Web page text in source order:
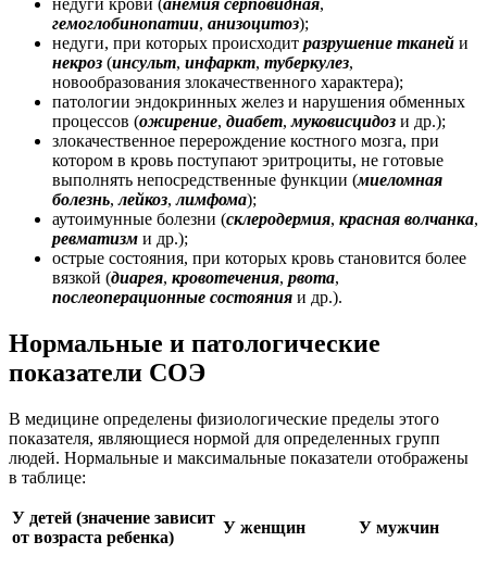
недуги крови (анемия серповидная,
гемоглобинопатии, анизоцитоз);
недуги, при которых происходит разрушение тканей и
некроз (инсульт, инфаркт, туберкулез,
новообразования злокачественного характера);
патологии эндокринных желез и нарушения обменных
процессов (ожирение, диабет,муковисцидоз и др.);
злокачественное перерождение костного мозга, при
котором в кровь поступают эритроциты, не готовые
выполнять непосредственные функции (миеломная
болезнь,лейкоз,лимфома);
аутоимунные болезни (склеродермия, красная волчанка,
ревматизм и др.);
острые состояния, при которых кровь становится более
вязкой (диарея, кровотечения, рвота,
послеоперационные состояния и др.).
Нормальные и патологические
показатели СОЭ
В медицине определены физиологические пределы этого
показателя, являющиеся нормой для определенных групп
людей. Нормальные и максимальные показатели отображены
в таблице:
У детей (значение зависит
от возраста ребенка)
У женщин У мужчин